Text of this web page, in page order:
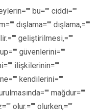
bu="" ciddi=""
dışlama="" dışlama,=""
geliştirilmesi,=""
güvenlerini=""
ilişkilerinin=""
kendilerini=""
mağdur=""
olur.="" olurken,=""